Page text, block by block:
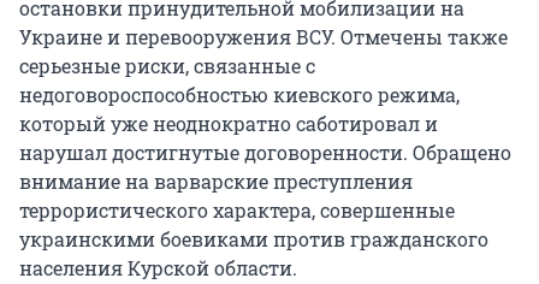
остановки принудительной мобилизации на
Украине и перевооружения ВСУ. Отмечены также
серьезные риски, связанные с
недоговороспособностью киевского режима,
который уже неоднократно саботировал и
нарушал достигнутые договоренности. Обращено
внимание на варварские преступления
террористического характера, совершенные
украинскими боевиками против гражданского
населения Курской области.